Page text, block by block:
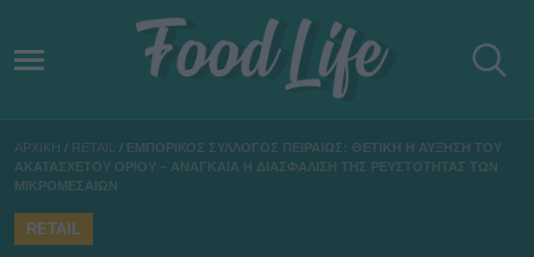
ΑΡΧΙΚΗ / RETAIL / ΕΜΠΟΡΙΚΟΣ ΣΥΛΛΟΓΟΣ ΠΕΙΡΑΙΩΣ: ΘΕΤΙΚΗ Η ΑΥΞΗΣΗ ΤΟΥ
ΑΚΑΤΑΣΧΕΤΟΥ ΟΡΙΟΥ – ΑΝΑΓΚΑΙΑ Η ΔΙΑΣΦΑΛΙΣΗ ΤΗΣ ΡΕΥΣΤΟΤΗΤΑΣ ΤΩΝ
ΜΙΚΡΟΜΕΣΑΙΩΝ
RETAIL